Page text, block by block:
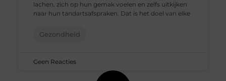
lachen, zich op hun gemak voelen en zelfs uitkijken
naar hun tandartsafspraken. Dat is het doel van elke
Gezondheid
Geen Reacties